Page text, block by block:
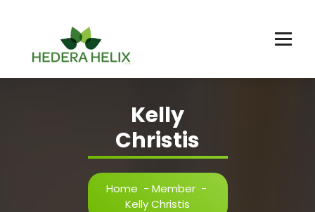
inhoud
Kelly
Christis
Home - Member-
Kelly Christis